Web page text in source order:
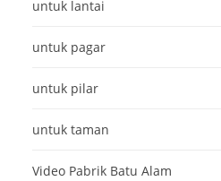
untuk lantai
untuk pagar
untuk pilar
untuk taman
Video Pabrik Batu Alam